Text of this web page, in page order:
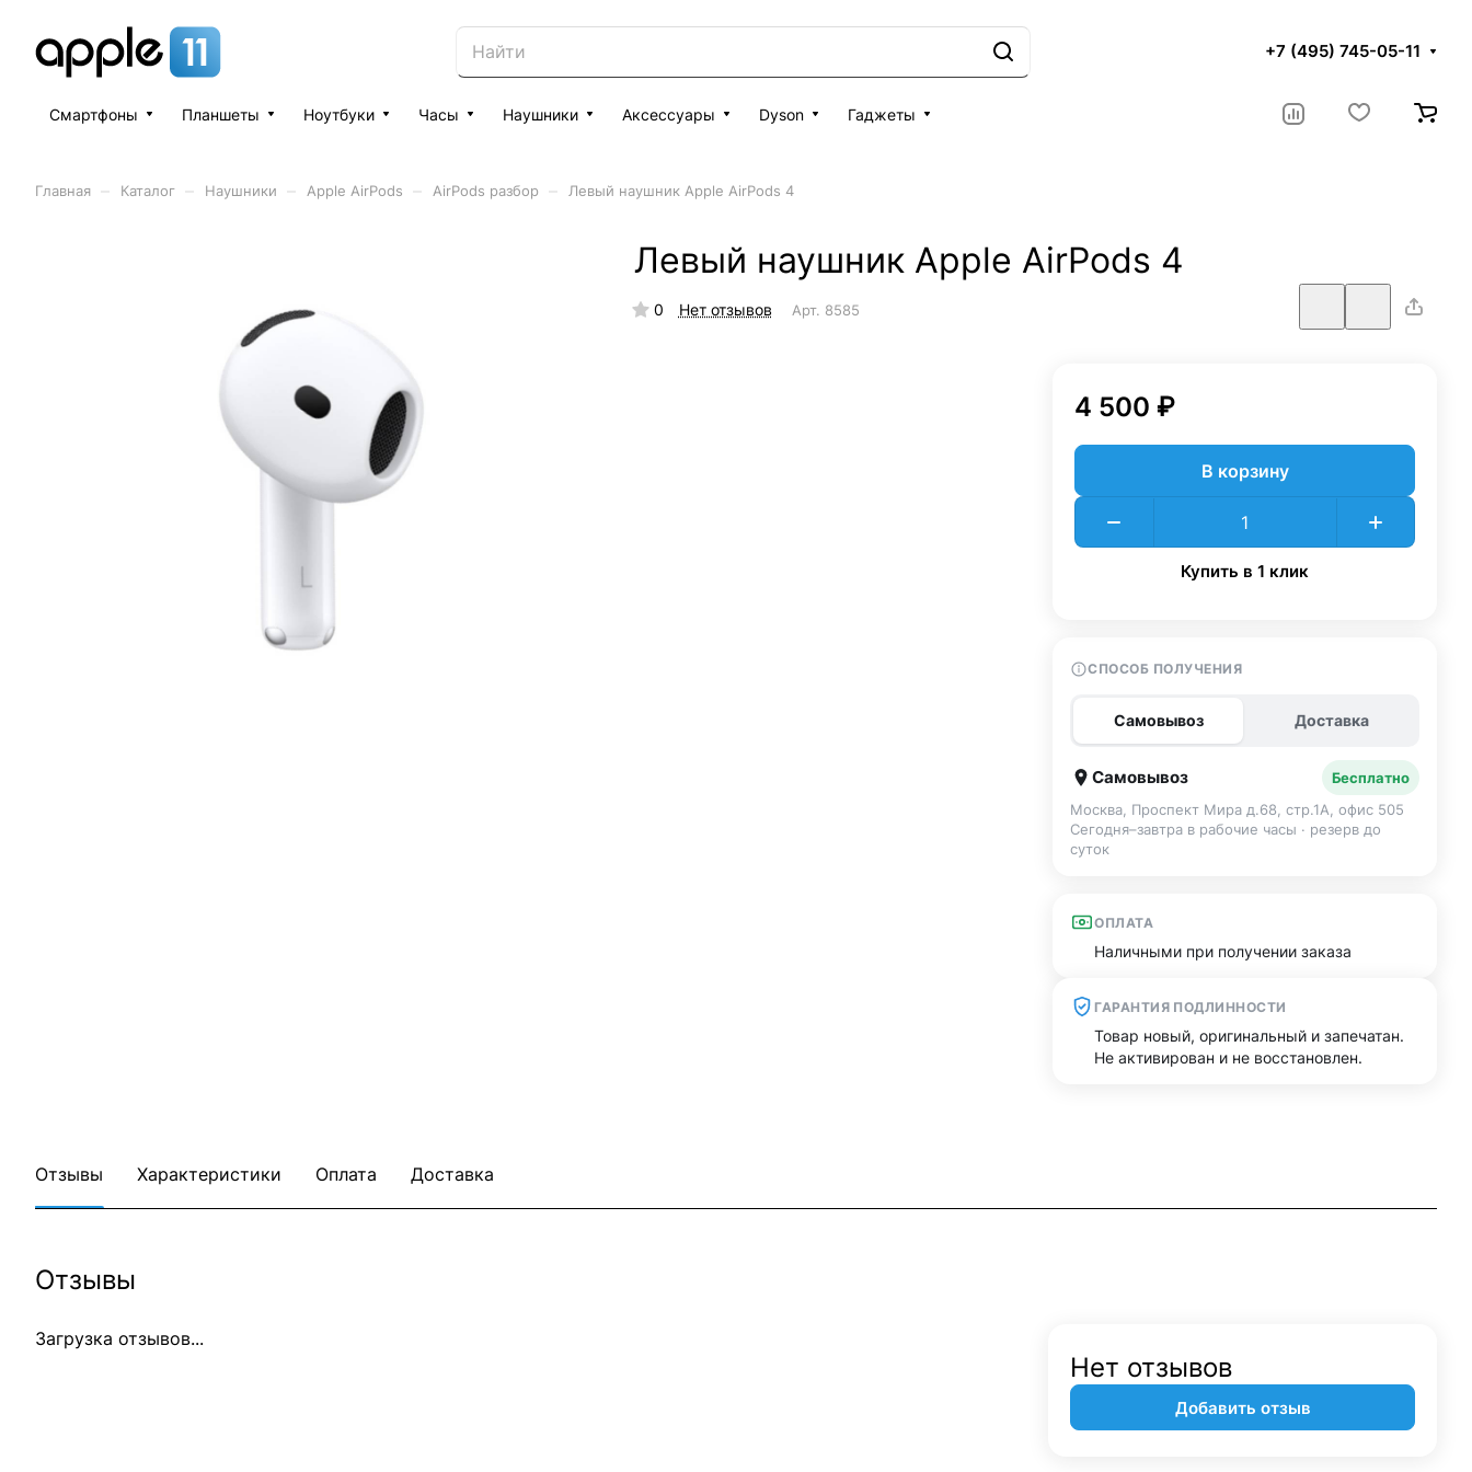
+7 (495) 745-05-11
Смартфоны Планшеты Ноутбуки Часы Наушники Аксессуары Dyson Гаджеты
Главная Каталог Наушники Apple AirPods AirPods разбор Левый наушник Apple AirPods 4
Левый наушник Apple AirPods 4
0 Нет отзывов Арт. 8585
4 500 ₽
В корзину
Купить в 1 клик
СПОСОБ ПОЛУЧЕНИЯ
Самовывоз Доставка
Самовывоз
Бесплатно
Москва, Проспект Мира д.68, стр.1А, офис 505
Сегодня–завтра в рабочие часы · резерв до
суток
ОПЛАТА
Наличными при получении заказа
ГАРАНТИЯ ПОДЛИННОСТИ
Товар новый, оригинальный и запечатан.
Не активирован и не восстановлен.
Отзывы Характеристики Оплата Доставка
Отзывы
Загрузка отзывов...
Нет отзывов
Добавить отзыв